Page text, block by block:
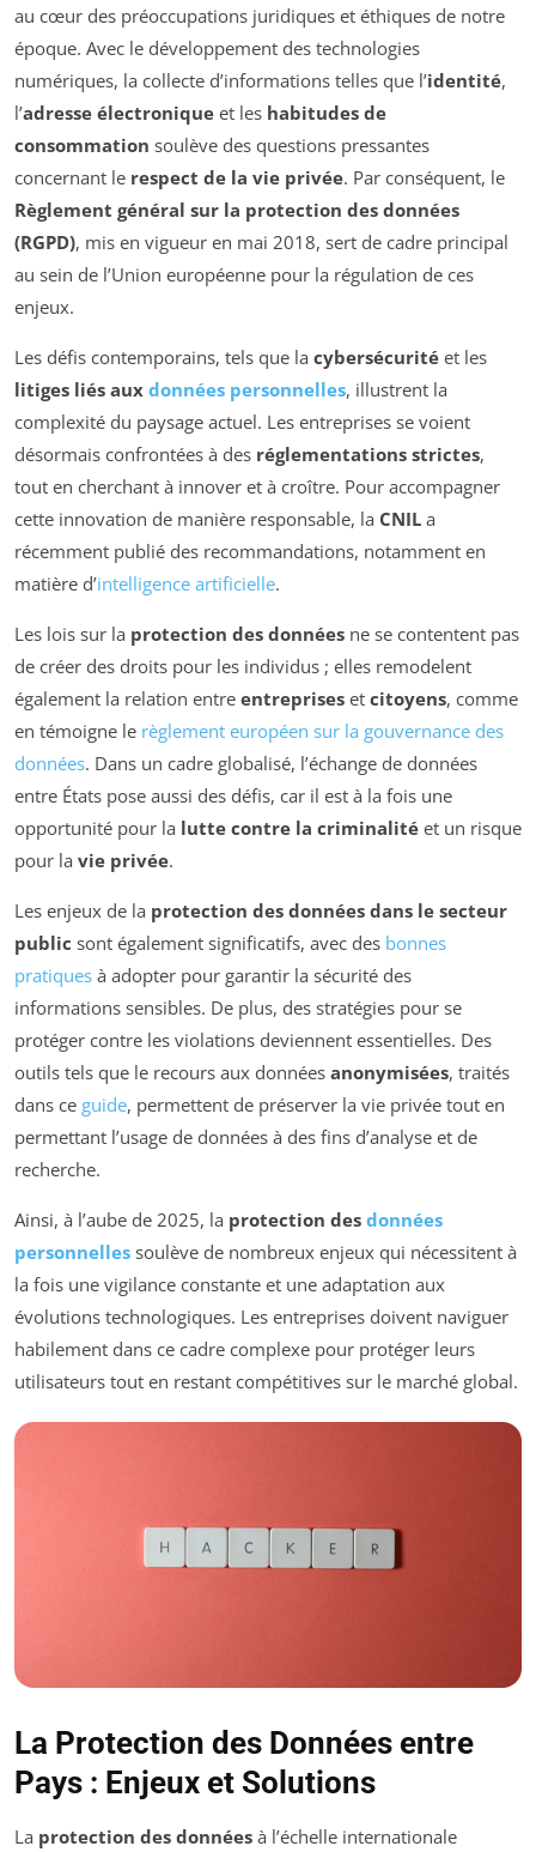
au cœur des préoccupations juridiques et éthiques de notre
époque. Avec le développement des technologies
numériques, la collecte d’informations telles que l’identité,
l’adresse électronique et les habitudes de
consommation soulève des questions pressantes
concernant le respect de la vie privée. Par conséquent, le
Règlement général sur la protection des données
(RGPD), mis en vigueur en mai 2018, sert de cadre principal
au sein de l’Union européenne pour la régulation de ces
enjeux.
Les défis contemporains, tels que la cybersécurité et les
litiges liés aux données personnelles, illustrent la
complexité du paysage actuel. Les entreprises se voient
désormais confrontées à des réglementations strictes,
tout en cherchant à innover et à croître. Pour accompagner
cette innovation de manière responsable, la CNIL a
récemment publié des recommandations, notamment en
matière d’intelligence artificielle.
Les lois sur la protection des données ne se contentent pas
de créer des droits pour les individus ; elles remodelent
également la relation entre entreprises et citoyens, comme
en témoigne le règlement européen sur la gouvernance des
données. Dans un cadre globalisé, l’échange de données
entre États pose aussi des défis, car il est à la fois une
opportunité pour la lutte contre la criminalité et un risque
pour la vie privée.
Les enjeux de la protection des données dans le secteur
public sont également significatifs, avec des bonnes
pratiques à adopter pour garantir la sécurité des
informations sensibles. De plus, des stratégies pour se
protéger contre les violations deviennent essentielles. Des
outils tels que le recours aux données anonymisées, traités
dans ce guide, permettent de préserver la vie privée tout en
permettant l’usage de données à des fins d’analyse et de
recherche.
Ainsi, à l’aube de 2025, la protection des données
personnelles soulève de nombreux enjeux qui nécessitent à
la fois une vigilance constante et une adaptation aux
évolutions technologiques. Les entreprises doivent naviguer
habilement dans ce cadre complexe pour protéger leurs
utilisateurs tout en restant compétitives sur le marché global.
La Protection des Données entre
Pays : Enjeux et Solutions
La protection des données à l’échelle internationale